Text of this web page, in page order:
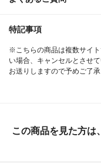
特記事項
※こちらの商品は複数サイ
い場合、キャンセルとさせ
お送りしますので予めご了承
この商品を見た方は